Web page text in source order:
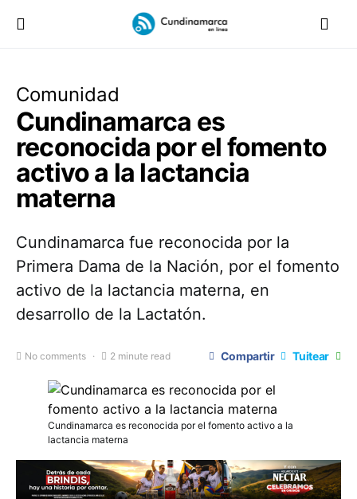
Comunidad
Cundinamarca es
reconocida por el fomento
activo a la lactancia
materna
Cundinamarca fue reconocida por la
Primera Dama de la Nación, por el fomento
activo de la lactancia materna, en
desarrollo de la Lactatón.
No comments 2 minute read Compartir Tuitear
Cundinamarca es reconocida por el fomento activo a la
lactancia materna